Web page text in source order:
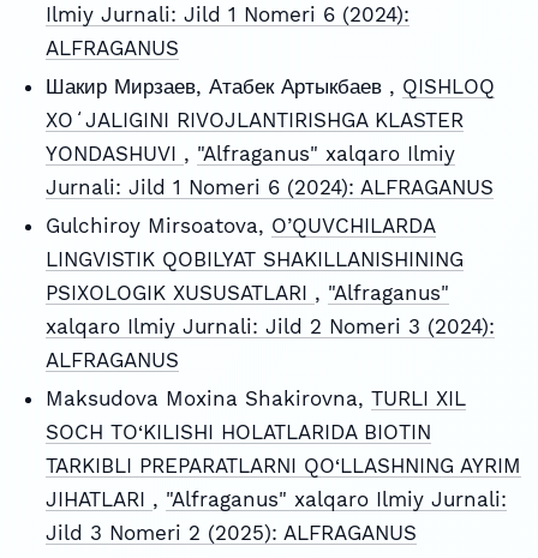
Ilmiy Jurnali: Jild 1 Nomeri 6 (2024):
ALFRAGANUS
Шакир Мирзаев, Атабек Артыкбаев , QISHLOQ
XOʻJALIGINI RIVOJLANTIRISHGA KLASTER
YONDASHUVI , "Alfraganus" xalqaro Ilmiy
Jurnali: Jild 1 Nomeri 6 (2024): ALFRAGANUS
Gulchiroy Mirsoatova, O’QUVCHILARDA
LINGVISTIK QOBILYAT SHAKILLANISHINING
PSIXOLOGIK XUSUSATLARI , "Alfraganus"
xalqaro Ilmiy Jurnali: Jild 2 Nomeri 3 (2024):
ALFRAGANUS
Maksudova Moxina Shakirovna, TURLI XIL
SOCH TO‘KILISHI HOLATLARIDA BIOTIN
TARKIBLI PREPARATLARNI QO‘LLASHNING AYRIM
JIHATLARI , "Alfraganus" xalqaro Ilmiy Jurnali:
Jild 3 Nomeri 2 (2025): ALFRAGANUS